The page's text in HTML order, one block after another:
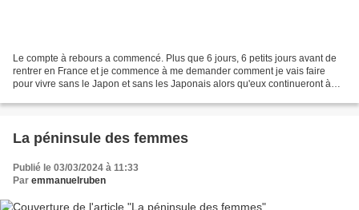
Le compte à rebours a commencé. Plus que 6 jours, 6 petits jours avant de
rentrer en France et je commence à me demander comment je vais faire
pour vivre sans le Japon et sans les Japonais alors qu'eux continueront à
La péninsule des femmes
Publié le 03/03/2024 à 11:33
Par emmanuelruben